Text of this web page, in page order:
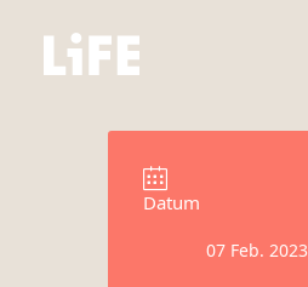
Datum
07 Feb. 2023